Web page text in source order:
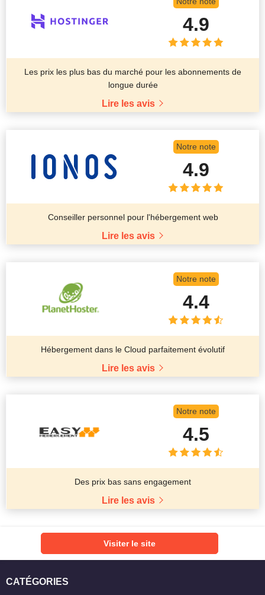
4.9
Les prix les plus bas du marché pour les abonnements de
longue durée
Lire les avis
Notre note
4.9
Conseiller personnel pour l'hébergement web
Lire les avis
Notre note
4.4
Hébergement dans le Cloud parfaitement évolutif
Lire les avis
Notre note
4.5
Des prix bas sans engagement
Lire les avis
Visiter le site
CATÉGORIES